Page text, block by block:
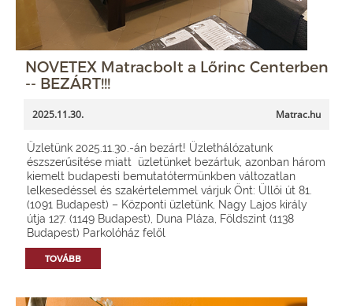
NOVETEX Matracbolt a Lőrinc Centerben
-- BEZÁRT!!!
2025.11.30. Matrac.hu
Üzletünk 2025.11.30.-án bezárt! Üzlethálózatunk
észszerűsítése miatt üzletünket bezártuk, azonban három
kiemelt budapesti bemutatótermünkben változatlan
lelkesedéssel és szakértelemmel várjuk Önt: Üllői út 81.
(1091 Budapest) – Központi üzletünk, Nagy Lajos király
útja 127. (1149 Budapest), Duna Pláza, Földszint (1138
Budapest) Parkolóház felől
TOVÁBB